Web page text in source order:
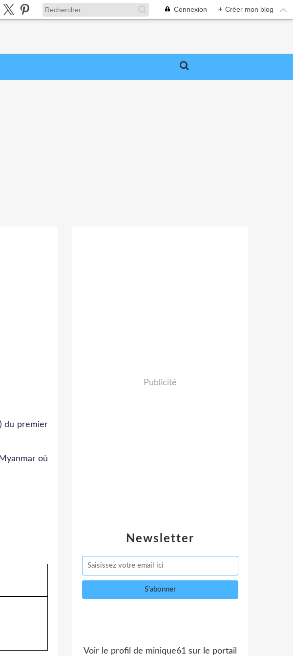
Connexion + Créer mon blog
du premier
où
Newsletter
Publicité
Voir le profil de minique61 sur le portail